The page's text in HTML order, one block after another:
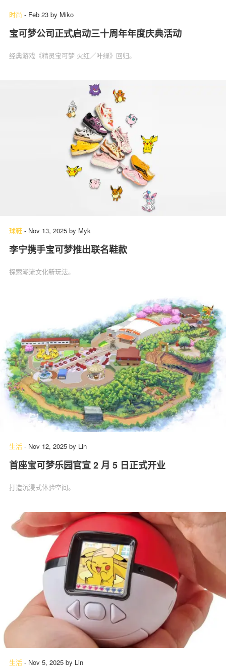
时尚 - Feb 23 by Miko
宝可梦公司正式启动三十周年年度庆典活动
经典游戏《精灵宝可梦 火红／叶绿》回归。
球鞋 - Nov 13, 2025 by Myk
李宁携手宝可梦推出联名鞋款
探索潮流文化新玩法。
生活 - Nov 12, 2025 by Lin
首座宝可梦乐园官宣 2 月 5 日正式开业
打造沉浸式体验空间。
生活 - Nov 5, 2025 by Lin